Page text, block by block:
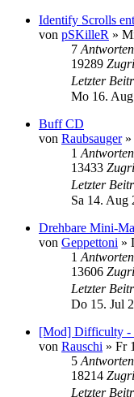
Identify Scrolls
von pSKilleR »
7 Antworten
19289
Letzter
Mo 16.
Buff CD
von Raubsauger»
1 Antworten
13433
Letzter
Sa 14. Aug
Drehbare Mini-
von Geppettoni »
1 Antworten
13606
Letzter
Do 15. Jul
[Mod] Difficulty -
von Rauschi » Fr
5 Antworten
18214
Letzter